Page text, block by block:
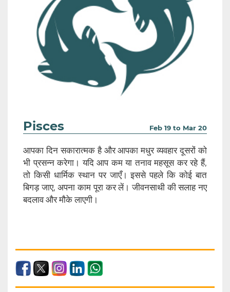
Pisces Feb 19 to Mar 20
आपका दिन सकारात्मक है और आपका मधुर व्यवहार दूसरों को
भी प्रसन्न करेगा। यदि आप कम या तनाव महसूस कर रहे हैं,
तो किसी धार्मिक स्थान पर जाएँ। इससे पहले कि कोई बात
बिगड़ जाए, अपना काम पूरा कर लें। जीवनसाथी की सलाह नए
बदलाव और मौके लाएगी।